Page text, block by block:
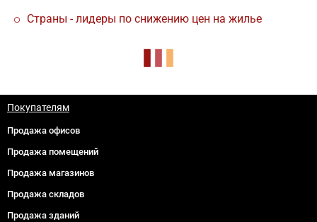
Страны - лидеры по снижению цен на жилье
Покупателям
Продажа офисов
Продажа помещений
Продажа магазинов
Продажа складов
Продажа зданий